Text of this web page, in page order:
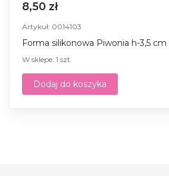
8,50 zł
Artykuł: 0014103
Forma silikonowa Piwonia h-3,5
W sklepe: 1 szt.
Dodaj do koszyka